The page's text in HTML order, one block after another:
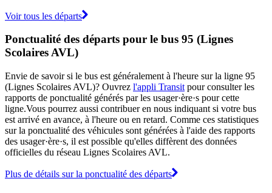
Voir tous les départs
Ponctualité des départs pour le bus 95 (Lignes
Scolaires AVL)
Envie de savoir si le bus est généralement à l'heure sur la ligne 95
(Lignes Scolaires AVL)? Ouvrez l'appli Transit pour consulter les
rapports de ponctualité générés par les usager·ère·s pour cette
ligne.Vous pourrez aussi contribuer en nous indiquant si votre bus
est arrivé en avance, à l'heure ou en retard. Comme ces statistiques
sur la ponctualité des véhicules sont générées à l'aide des rapports
des usager·ère·s, il est possible qu'elles diffèrent des données
officielles du réseau Lignes Scolaires AVL.
Plus de détails sur la ponctualité des départs